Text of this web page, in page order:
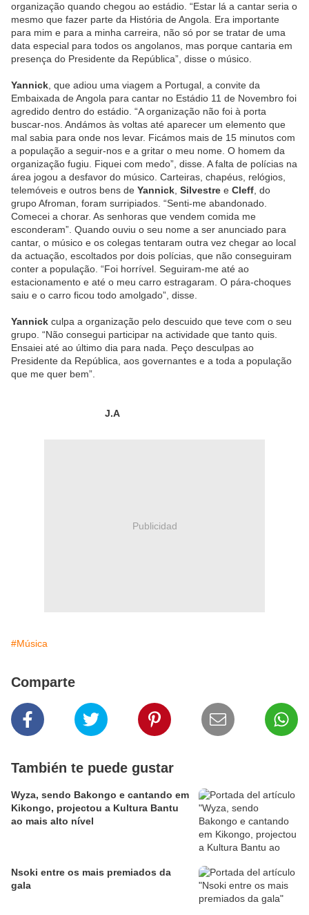
organização quando chegou ao estádio. “Estar lá a cantar seria o
mesmo que fazer parte da História de Angola. Era importante
para mim e para a minha carreira, não só por se tratar de uma
data especial para todos os angolanos, mas porque cantaria em
presença do Presidente da República”, disse o músico.
Yannick , que adiou uma viagem a Portugal, a convite da
Embaixada de Angola para cantar no Estádio 11 de Novembro foi
agredido dentro do estádio. “A organização não foi à porta
buscar-nos. Andámos às voltas até aparecer um elemento que
mal sabia para onde nos levar. Ficámos mais de 15 minutos com
a população a seguir-nos e a gritar o meu nome. O homem da
organização fugiu. Fiquei com medo”, disse. A falta de polícias na
área jogou a desfavor do músico. Carteiras, chapéus, relógios,
telemóveis e outros bens de Yannick Silvestre e Cleff , do
grupo Afroman, foram surripiados. “Senti-me abandonado.
Comecei a chorar. As senhoras que vendem comida me
esconderam”. Quando ouviu o seu nome a ser anunciado para
cantar, o músico e os colegas tentaram outra vez chegar ao local
da actuação, escoltados por dois polícias, que não conseguiram
conter a população. “Foi horrível. Seguiram-me até ao
estacionamento e até o meu carro estragaram. O pára-choques
saiu e o carro ficou todo amolgado”, disse.
Yannick culpa a organização pelo descuido que teve com o seu
grupo. “Não consegui participar na actividade que tanto quis.
Ensaiei até ao último dia para nada. Peço desculpas ao
Presidente da República, aos governantes e a toda a população
que me quer bem”.
J.A
Publicidad
#Música
Comparte
También te puede gustar
Wyza, sendo Bakongo e cantando em
Kikongo, projectou a Kultura Bantu
ao mais alto nível
Nsoki entre os mais premiados da
gala